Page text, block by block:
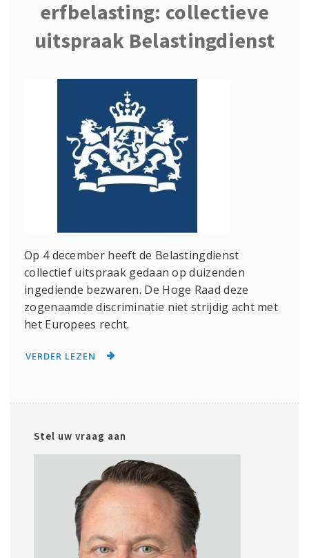
erfbelasting: collectieve
uitspraak Belastingdienst
Op 4 december heeft de Belastingdienst
collectief uitspraak gedaan op duizenden
ingediende bezwaren. De Hoge Raad deze
zogenaamde discriminatie niet strijdig acht met
het Europees recht.
VERDER LEZEN
Stel uw vraag aan